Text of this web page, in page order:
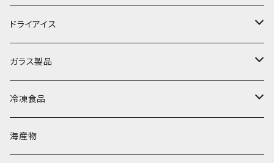
丸氷
直径70mm
直径65mm
角氷
砕氷
氷河の氷
かき氷シロップ
無果汁1.8Lパック
無果汁1Lパック
かき氷機・かき氷器
かき氷カップ
発泡スチロール無地-使い捨て
かき氷スプーン・スプーンストロー
ドライアイス
ドライアイス3ｋｇ
ドライアイス4ｋｇ
ドライアイス5ｋｇ
ガラス製品
オンザロック・グラス
ビール・グラス
冷凍食品
肉まん・あんまん
海産物